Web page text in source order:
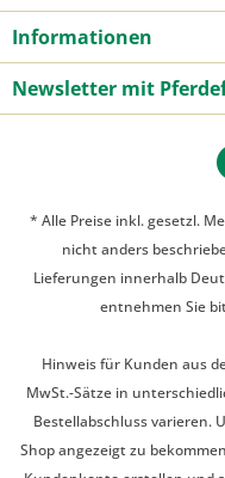
Informationen
Newsletter mit
* Alle Preise inkl. gesetzl.
nicht anders
Lieferungen innerhalb
entnehmen Sie
Hinweis für Kunden aus
MwSt.-Sätze in
Bestellabschluss varieren.
Shop angezeigt zu